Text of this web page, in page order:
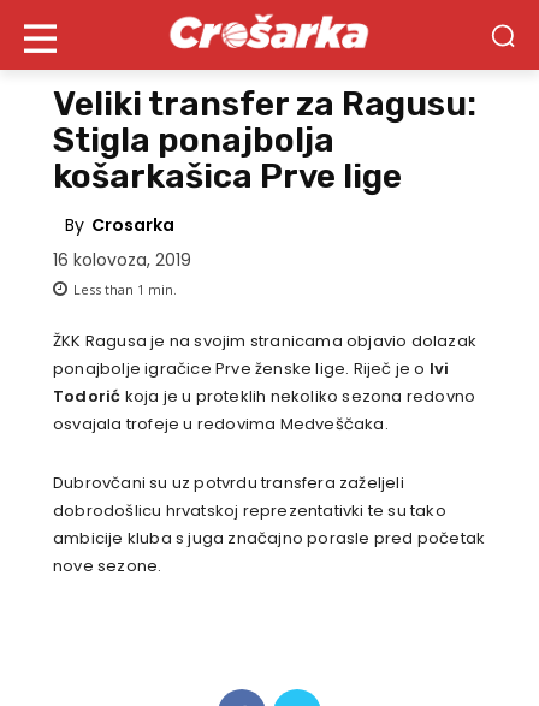
Veliki transfer za Ragusu:
Stigla ponajbolja
košarkašica Prve lige
By Crosarka
16 kolovoza, 2019
Less than 1 min.
ŽKK Ragusa je na svojim stranicama objavio dolazak
ponajbolje igračice Prve ženske lige. Riječ je o Ivi
Todorić koja je u proteklih nekoliko sezona redovno
osvajala trofeje u redovima Medveščaka.
Dubrovčani su uz potvrdu transfera zaželjeli
dobrodošlicu hrvatskoj reprezentativki te su tako
ambicije kluba s juga značajno porasle pred početak
nove sezone.